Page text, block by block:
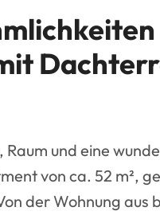
Raum und eine
von ca. 52 m²,
der Wohnung aus